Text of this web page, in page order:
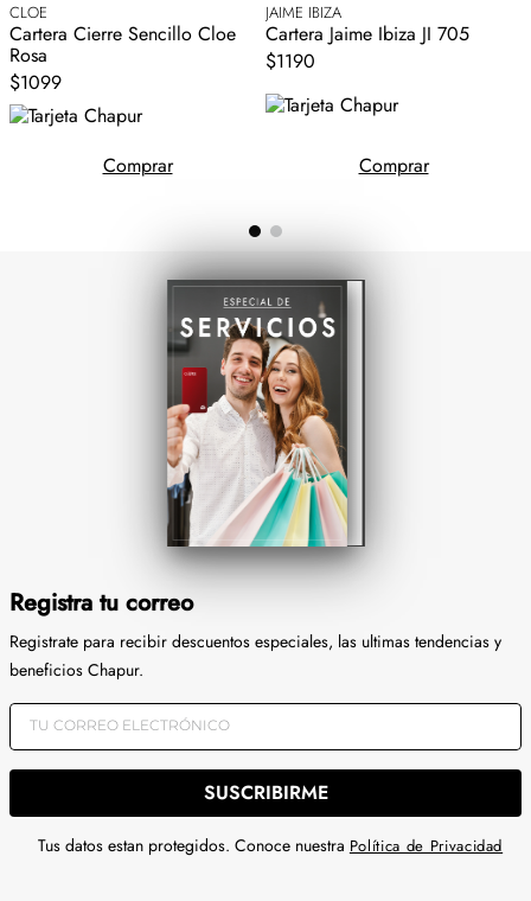
CLOE
Cartera Cierre Sencillo Cloe
Rosa
$1099
Comprar
JAIME IBIZA
Cartera Jaime Ibiza JI 705
$1190
Comprar
Registra tu correo
Registrate para recibir descuentos especiales, las ultimas tendencias y
beneficios Chapur.
SUSCRIBIRME
Tus datos estan protegidos. Conoce nuestra Política de Privacidad